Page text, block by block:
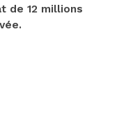
de 12 millions